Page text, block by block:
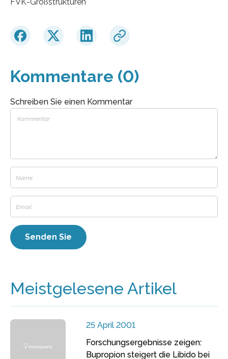
Kommentare (0)
Schreiben Sie einen Kommentar
Meistgelesene Artikel
25 April 2001
Forschungsergebnisse zeigen:
Bupropion steigert die Libido bei